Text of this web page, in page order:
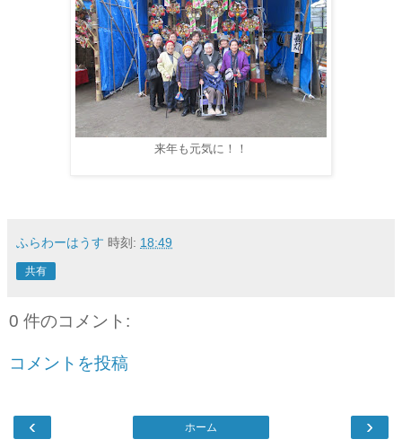
来年も元気に！！
ふらわーはうす 時刻: 18:49
共有
0 件のコメント:
コメントを投稿
‹ ›
ホーム